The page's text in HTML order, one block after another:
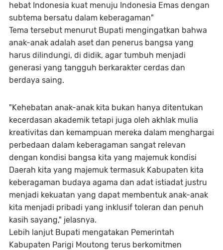
hebat Indonesia kuat menuju Indonesia Emas dengan
subtema bersatu dalam keberagaman"
Tema tersebut menurut Bupati mengingatkan bahwa
anak-anak adalah aset dan penerus bangsa yang
harus dilindungi, di didik, agar tumbuh menjadi
generasi yang tangguh berkarakter cerdas dan
berdaya saing.
"Kehebatan anak-anak kita bukan hanya ditentukan
kecerdasan akademik tetapi juga oleh akhlak mulia
kreativitas dan kemampuan mereka dalam menghargai
perbedaan dalam keberagaman sangat relevan
dengan kondisi bangsa kita yang majemuk kondisi
Daerah kita yang majemuk termasuk Kabupaten kita
keberagaman budaya agama dan adat istiadat justru
menjadi kekuatan yang dapat membentuk anak-anak
kita menjadi pribadi yang inklusif toleran dan penuh
kasih sayang," jelasnya.
Lebih lanjut Bupati mengatakan Pemerintah
Kabupaten Parigi Moutong terus berkomitmen